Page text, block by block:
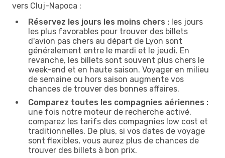
vers Cluj-Napoca :
Réservez les jours les moins chers : les jours
les plus favorables pour trouver des billets
d'avion pas chers au départ de Lyon sont
généralement entre le mardi et le jeudi. En
revanche, les billets sont souvent plus chers le
week-end et en haute saison. Voyager en milieu
de semaine ou hors saison augmente vos
chances de trouver des bonnes affaires.
Comparez toutes les compagnies aériennes :
une fois notre moteur de recherche activé,
comparez les tarifs des compagnies low cost et
traditionnelles. De plus, si vos dates de voyage
sont flexibles, vous aurez plus de chances de
trouver des billets à bon prix.